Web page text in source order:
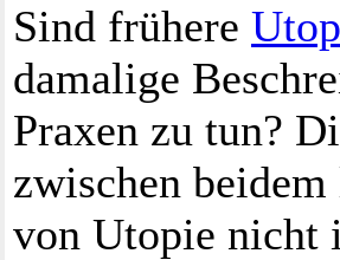
Sind frühere
damalige
Praxen zu tun?
zwischen
von Utopie nicht